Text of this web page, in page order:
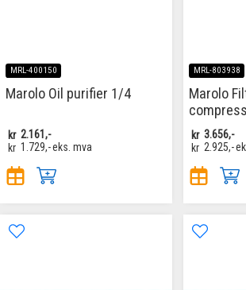
MRL-400150
Marolo Oil purifier 1/4
kr 2.161,-
kr 1.729,-eks. mva
MRL-803938
Marolo
kr 3.656,-
kr 2.925,-